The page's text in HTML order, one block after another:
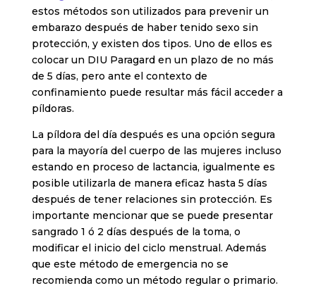
estos métodos son utilizados para prevenir un
embarazo después de haber tenido sexo sin
protección, y existen dos tipos. Uno de ellos es
colocar un DIU Paragard en un plazo de no más
de 5 días, pero ante el contexto de
confinamiento puede resultar más fácil acceder a
píldoras.
La píldora del día después es una opción segura
para la mayoría del cuerpo de las mujeres incluso
estando en proceso de lactancia, igualmente es
posible utilizarla de manera eficaz hasta 5 días
después de tener relaciones sin protección. Es
importante mencionar que se puede presentar
sangrado 1 ó 2 días después de la toma, o
modificar el inicio del ciclo menstrual. Además
que este método de emergencia no se
recomienda como un método regular o primario.